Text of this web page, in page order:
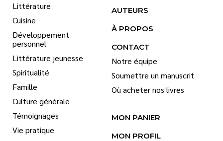
Littérature
Cuisine
Développement
personnel
Littérature jeunesse
Spiritualité
Famille
Culture générale
Témoignages
Vie pratique
AUTEURS
À PROPOS
CONTACT
Notre équipe
Soumettre un manuscrit
Où acheter nos livres
MON PANIER
MON PROFIL